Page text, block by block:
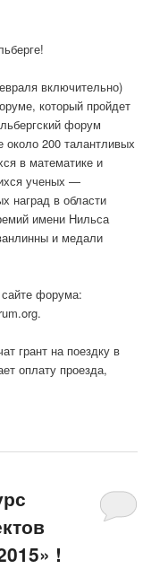
включительно)
который пройдет
форум
около 200 талантливых
в математике и
ученых —
наград в области
имени Нильса
и медали
форума:
грант на поездку в
оплату проезда,
!